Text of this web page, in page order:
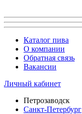
Каталог пива
О компании
Обратная связь
Вакансии
Личный кабинет
Петрозаводск
Санкт-Петербург